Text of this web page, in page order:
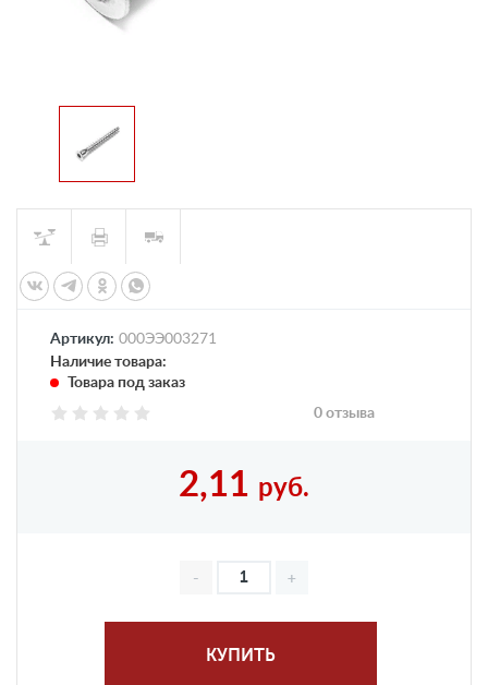
Артикул: 000ЭЭ003271
Наличие товара:
Товара под заказ
0 отзыва
2,11 руб.
КУПИТЬ